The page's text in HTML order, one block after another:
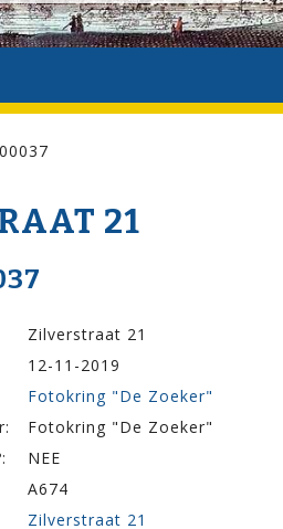
21
Zilverstraat 21
12-11-2019
Fotokring "De Zoeker"
Fotokring "De Zoeker"
NEE
A674
Zilverstraat 21